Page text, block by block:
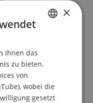
×
Ihnen das
zu bieten.
von
wobei die
gesetzt